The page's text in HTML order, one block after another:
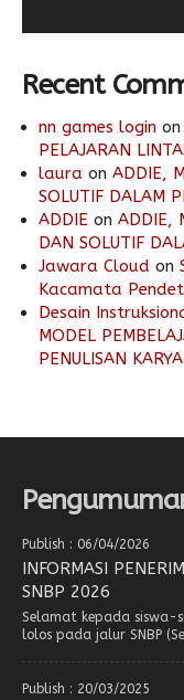
Recent
nn games login on
PELAJARAN
laura on ADDIE,
SOLUTIF DALAM
ADDIE on ADDIE,
DAN SOLUTIF
Jawara Cloud on
Kacamata
Desain
MODEL
PENULISAN
Publish : 06/04/2026
INFORMASI
SNBP 2026
Selamat kepada siswa-
lolos pada jalur SNBP
Publish : 20/03/2025